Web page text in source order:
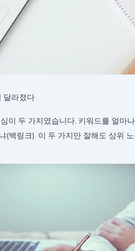
달라졌다
이 두 가지였습니다. 키워드를 얼마
(백링크). 이 두 가지만 잘해도 상위